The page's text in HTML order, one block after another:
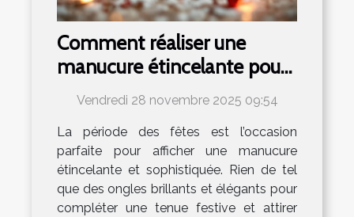
Comment réaliser une
manucure étincelante pour
les fêtes ?
Vendredi 28 novembre 2025 09:54
La période des fêtes est l’occasion
parfaite pour afficher une manucure
étincelante et sophistiquée. Rien de tel
que des ongles brillants et élégants pour
compléter une tenue festive et attirer